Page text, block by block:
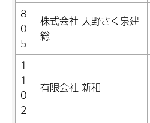
8
0
5
株式会社 天野さく泉建
総
1
1
0
2
有限会社 新和